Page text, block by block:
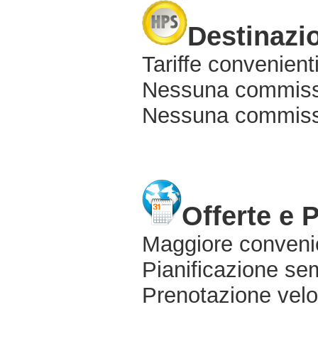
Tariffe
Nessuna
Nessuna
Offerte e
Maggiore
Pianificazione
Prenotazione